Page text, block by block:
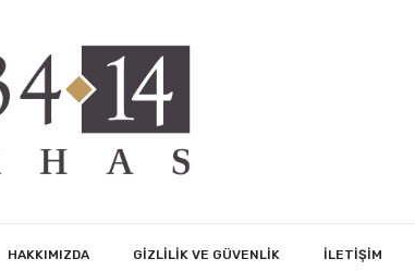
HAKKIMIZDA GIZLILIK VE GÜVENLIK İLETIŞIM